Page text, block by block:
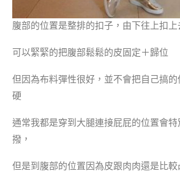
腹部的位置是整排的扣子，由下往上扣上
可以緊緊的把腹部鬆鬆的皮固定＋歸位
但因為布料彈性很好，並不會把自己搞
硬
通常我都是穿到大腿連接屁屁的位置會
撥，
但是到腹部的位置因為皮跟肉肉還是比